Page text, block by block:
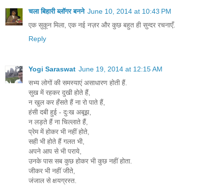
चला बिहारी ब्लॉगर बनने June 10, 2014 at 10:43 PM
एक सुकून मिला, एक नई नज़र और कुछ बहुत ही सुन्दर रचनाएँ.
Reply
Yogi Saraswat June 19, 2014 at 12:15 AM
सभ्य लोगों की समस्याएं असाधारण होती हैं.
सुख में रहकर दुखी होते हैं,
न खुल कर हँसते हैं ना रो पाते हैं,
हंसी दबी हुई - दुःख अबूझ,
न लड़ते हैं ना चिल्लाते हैं,
प्रेम में होकर भी नहीं होते,
सही भी होते हैं गलत भी,
अपने आप से भी पराये,
उनके पास सब कुछ होकर भी कुछ नहीं होता.
जीकर भी नहीं जीते,
जंजाल से क्षयग्रस्त.